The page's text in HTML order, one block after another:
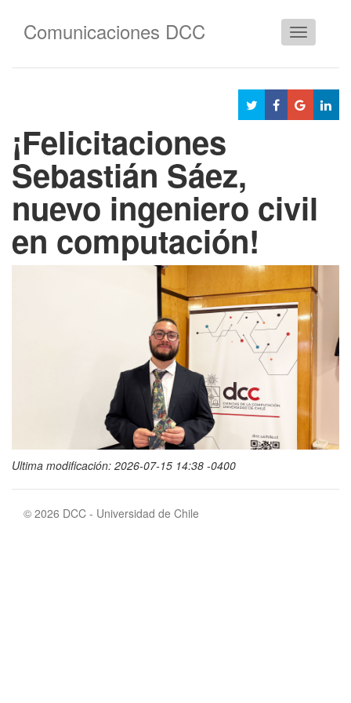
Cambiar
Comunicaciones DCC
¡Felicitaciones
Sebastián Sáez,
nuevo ingeniero civil
en computación!
Ultima modificación: 2026-07-15 14:38 -0400
© 2026 DCC - Universidad de Chile